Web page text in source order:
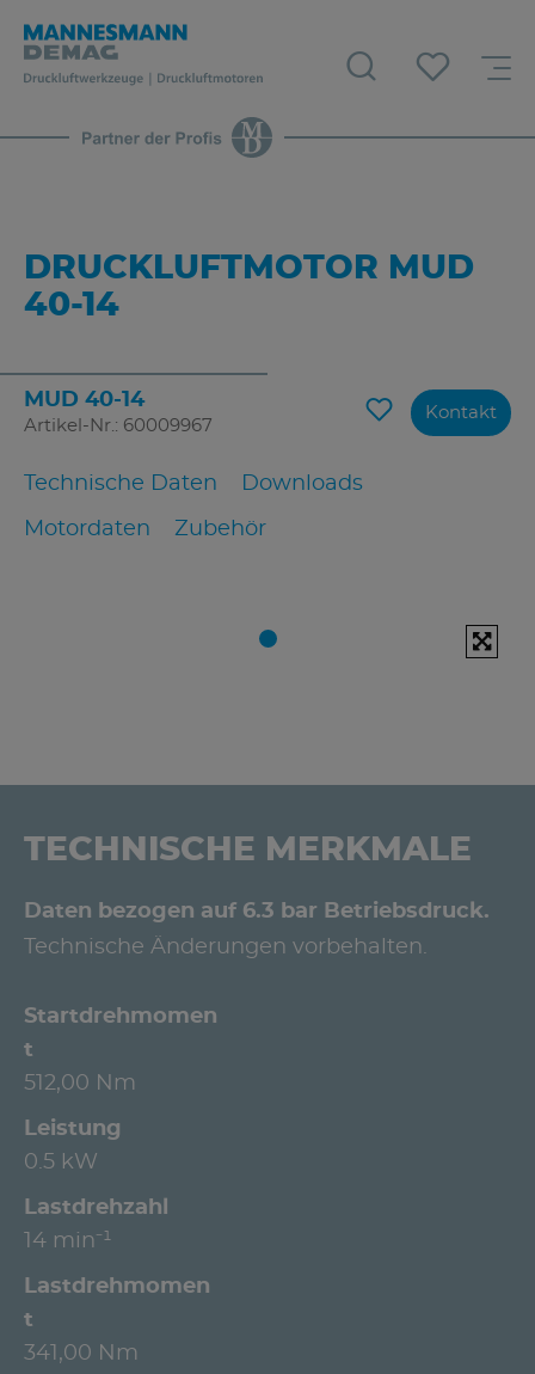
DRUCKLUFTMOTOR MUD
40-14
MUD 40-14
Artikel-Nr.: 60009967
Technische Daten Downloads
Motordaten Zubehör
Kontakt
TECHNISCHE MERKMALE
Daten bezogen auf 6.3 bar Betriebsdruck.
Technische Änderungen vorbehalten.
Startdrehmomen
t
512,00 Nm
Leistung
0.5 kW
Lastdrehzahl
14 min⁻¹
Lastdrehmomen
t
341,00 Nm